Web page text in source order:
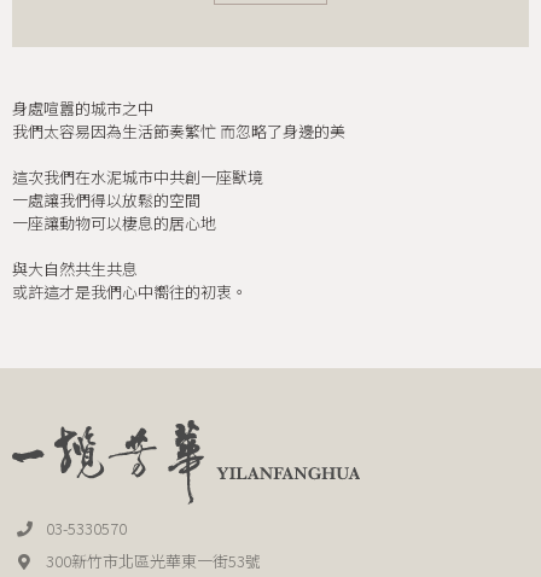
身處喧囂的城市之中
我們太容易因為生活節奏繁忙 而忽略了身邊的美
這次我們在水泥城市中共創一座獸境
一處讓我們得以放鬆的空間
一座讓動物可以棲息的居心地
與大自然共生共息
或許這才是我們心中嚮往的初衷。
03-5330570
300新竹市北區光華東一街53號